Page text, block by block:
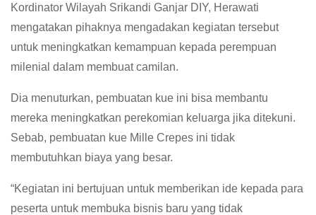
Kordinator Wilayah Srikandi Ganjar DIY, Herawati
mengatakan pihaknya mengadakan kegiatan tersebut
untuk meningkatkan kemampuan kepada perempuan
milenial dalam membuat camilan.
Dia menuturkan, pembuatan kue ini bisa membantu
mereka meningkatkan perekomian keluarga jika ditekuni.
Sebab, pembuatan kue Mille Crepes ini tidak
membutuhkan biaya yang besar.
“Kegiatan ini bertujuan untuk memberikan ide kepada para
peserta untuk membuka bisnis baru yang tidak